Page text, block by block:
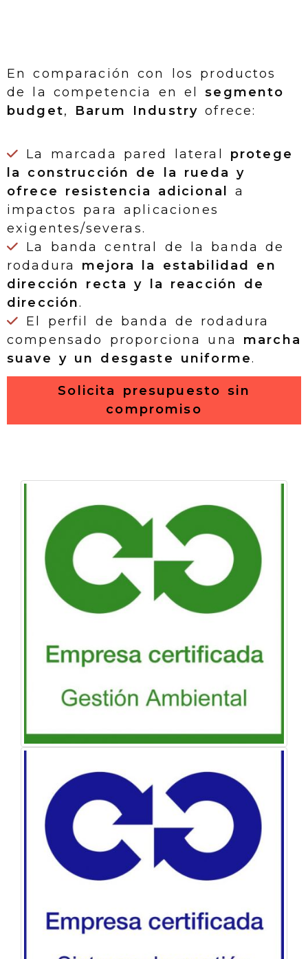
En comparación con los productos
de la competencia en elsegmento
budget, Barum Industry ofrece:
La marcada pared lateral protege
la construcción de la rueda y
ofrece resistencia adicional a
impactos para aplicaciones
exigentes/severas.
La banda central de la banda de
rodadura mejora la estabilidad en
dirección recta y la reacción de
dirección.
El perfil de banda de rodadura
compensado proporciona una marcha
suave y un desgaste uniforme.
Solicita presupuesto sin
compromiso